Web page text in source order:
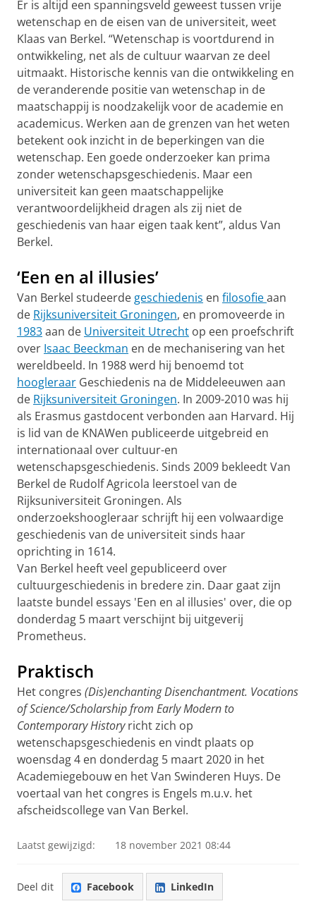
Er is altijd een spanningsveld geweest tussen vrije
wetenschap en de eisen van de universiteit, weet
Klaas van Berkel. “Wetenschap is voortdurend in
ontwikkeling, net als de cultuur waarvan ze deel
uitmaakt. Historische kennis van die ontwikkeling en
de veranderende positie van wetenschap in de
maatschappij is noodzakelijk voor de academie en
academicus. Werken aan de grenzen van het weten
betekent ook inzicht in de beperkingen van die
wetenschap. Een goede onderzoeker kan prima
zonder wetenschapsgeschiedenis. Maar een
universiteit kan geen maatschappelijke
verantwoordelijkheid dragen als zij niet de
geschiedenis van haar eigen taak kent”, aldus Van
Berkel.
‘Een en al illusies’
Van Berkel studeerde geschiedenis en filosofieaan
de Rijksuniversiteit Groningen, en promoveerde in
1983aan de Universiteit Utrecht op een proefschrift
over Isaac Beeckman en de mechanisering van het
wereldbeeld. In 1988 werd hij benoemd tot
hoogleraar Geschiedenis na de Middeleeuwen aan
de Rijksuniversiteit Groningen. In 2009-2010 was hij
als Erasmus gastdocent verbonden aan Harvard. Hij
is lid van de KNAWen publiceerde uitgebreid en
internationaal over cultuur-en
wetenschapsgeschiedenis. Sinds 2009 bekleedt Van
Berkel de Rudolf Agricola leerstoel van de
Rijksuniversiteit Groningen. Als
onderzoekshoogleraar schrijft hij een volwaardige
geschiedenis van de universiteit sinds haar
oprichting in 1614.
Van Berkel heeft veel gepubliceerd over
cultuurgeschiedenis in bredere zin. Daar gaat zijn
laatste bundel essays 'Een en al illusies' over, die op
donderdag 5 maart verschijnt bij uitgeverij
Prometheus.
Praktisch
Het congres (Dis)enchanting Disenchantment. Vocations
of Science/Scholarship from Early Modern to
Contemporary Historyricht zich op
wetenschapsgeschiedenis en vindt plaats op
woensdag 4 en donderdag 5 maart 2020 in het
Academiegebouw en het Van Swinderen Huys. De
voertaal van het congres is Engels m.u.v. het
afscheidscollege van Van Berkel.
Laatst gewijzigd: 18 november 2021 08:44
Deel dit Facebook LinkedIn